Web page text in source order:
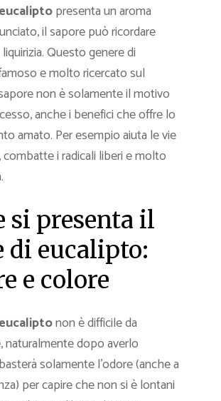
presenta un aroma
il sapore può ricordare
Questo genere di
e molto ricercato sul
non è solamente il motivo
anche i benefici che offre lo
amato. Per esempio aiuta le vie
i radicali liberi e molto
si presenta il
di eucalipto:
e colore
non è difficile da
naturalmente dopo averlo
solamente l’odore (anche a
per capire che non si è lontani